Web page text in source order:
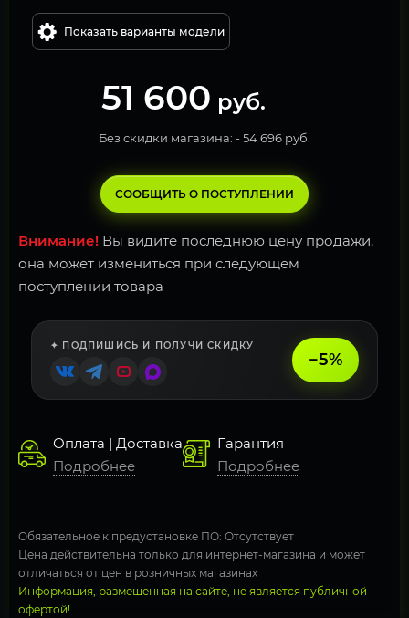
Показать варианты модели
51 600 руб.
Без скидки магазина: -54 696 руб.
СООБЩИТЬ О ПОСТУПЛЕНИИ
Внимание! Вы видите последнюю цену продажи,
она может измениться при следующем
поступлении товара
✦ ПОДПИШИСЬ И ПОЛУЧИ СКИДКУ
−5%
Оплата | Доставка
Подробнее
Гарантия
Подробнее
Обязательное к предустановке ПО: Отсутствует
Цена действительна только для интернет-магазина и может
отличаться от цен в розничных магазинах
Информация, размещенная на сайте, не является публичной
офертой!